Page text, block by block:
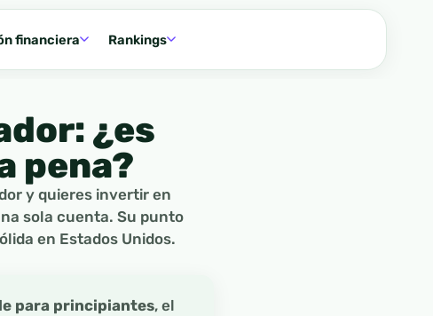
financiera Rankings
¿es
pena?
y quieres invertir en
sola cuenta. Su punto
en Estados Unidos.
para principiantes, el